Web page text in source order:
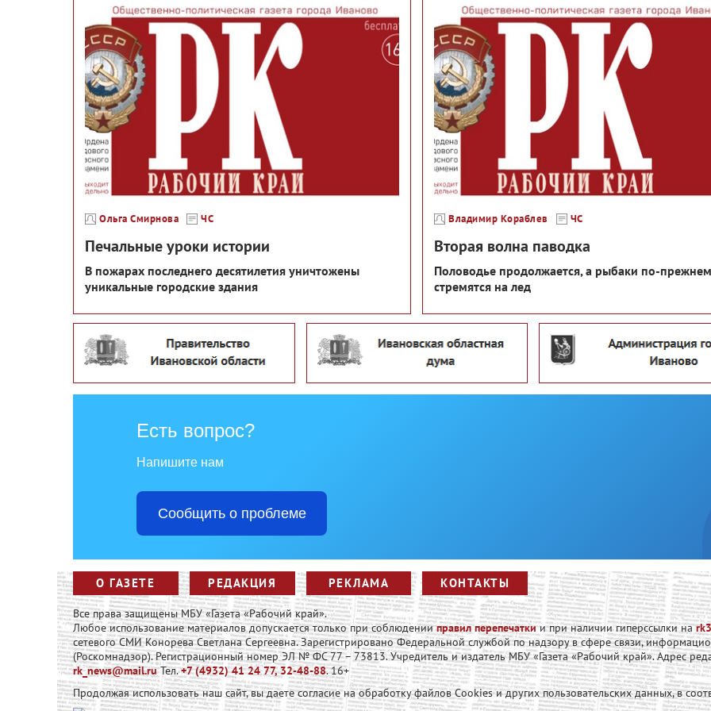
Ольга Смирнова ЧС
Печальные уроки истории
В пожарах последнего десятилетия уничтожены
уникальные городские здания
Владимир Кораблев ЧС
Вторая волна паводка
Половодье продолжается, а рыбаки по-
стремятся на лед
Есть вопрос?
Напишите нам
Сообщить о проблеме
О ГАЗЕТЕ РЕДАКЦИЯ РЕКЛАМА КОНТАКТЫ
Все права защищены МБУ «Газета «Рабочий край».
Любое использование материалов допускается только при соблюденииправил перепечаткии при наличии гиперссылки на
сетевого СМИ Конорева Светлана Сергеевна. Зарегистрировано Федеральной службой по надзору в сфере связи,
(Роскомнадзор). Регистрационный номер ЭЛ № ФС 77 – 73813. Учредитель и издатель МБУ «Газета «Рабочий край». Адрес
rk_news@mail.ruТел.+7 (4932) 41 24 77, 32-48-88. 16+
Продолжая использовать наш сайт, вы даете согласие на обработку файлов Cookies и других пользовательских данных, в